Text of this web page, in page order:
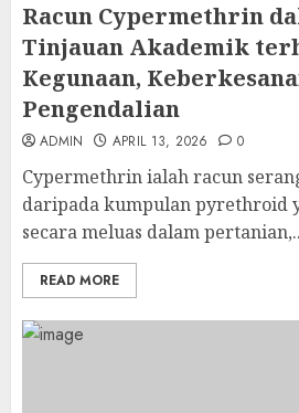
Racun Cypermethrin
Tinjauan Akademik
Kegunaan,
Pengendalian
ADMIN APRIL 13, 2026 0
Cypermethrin ialah racun
daripada kumpulan pyrethroid
secara meluas dalam
READ MORE